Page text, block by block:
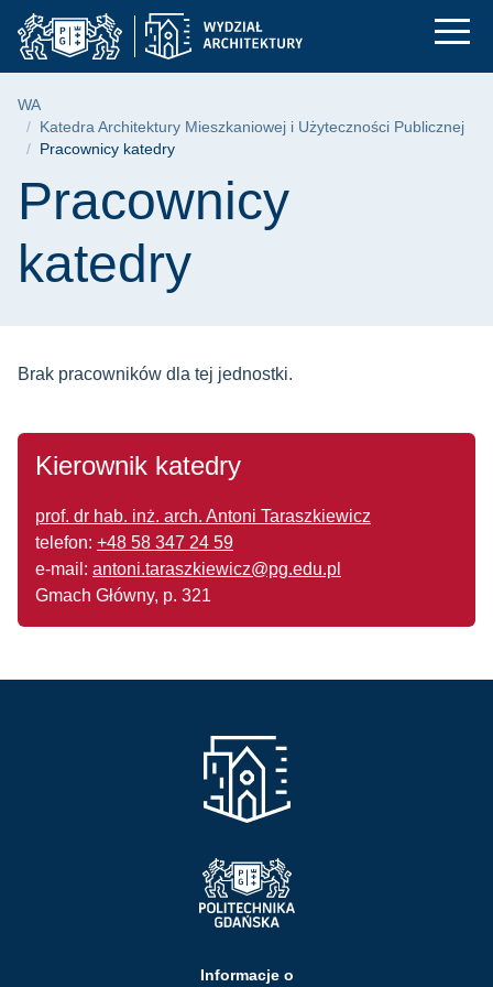
Przejdź
do
menu
Przejdź
do
wyszukiwarki
Przejdź
do
treści
Pracownicy katedry
Ścieżka nawigacyjna
WA
Katedra Architektury Mieszkaniowej i Użyteczności Publicznej
Pracownicy katedry
Treść strony
Pracownicy
katedry
Brak pracowników dla tej jednostki.
Kierownik katedry
prof. dr hab. inż. arch. Antoni Taraszkiewicz
telefon: +48 58 347 24 59
e-mail: antoni.taraszkiewicz@pg.edu.pl
Gmach Główny, p. 321
Informacje o